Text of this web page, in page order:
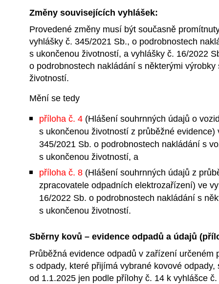
Změny souvisejících vyhlášek:
Provedené změny musí být současně
vyhlášky č. 345/2021 Sb., o podrobnostech
s ukončenou životností, a vyhlášky č. 16/2022
o podrobnostech nakládání s některými výrobky
životností.
Mění se tedy
příloha č. 4 (Hlášení souhrnných údajů o
s ukončenou životností z průběžné evidence)
345/2021 Sb. o podrobnostech nakládání s
s ukončenou životností, a
příloha č. 8 (Hlášení souhrnných údajů z
zpracovatele odpadních elektrozařízení) ve
16/2022 Sb. o podrobnostech nakládání s
s ukončenou životností.
Sběrny kovů – evidence odpadů a údajů
Průběžná evidence odpadů v zařízení určeném
s odpady, které přijímá vybrané kovové odpady,
od 1.1.2025 jen podle přílohy č. 14 k vyhlášce